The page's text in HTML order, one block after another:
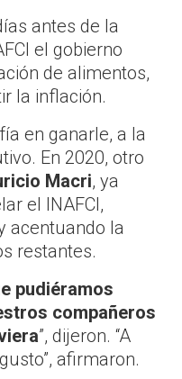
antes de la
el gobierno
de alimentos,
la inflación.
en ganarle, a la
En 2020, otro
Macri, ya
el INAFCI,
acentuando la
restantes.
pudiéramos
compañeros
”, dijeron. “A
afirmaron.